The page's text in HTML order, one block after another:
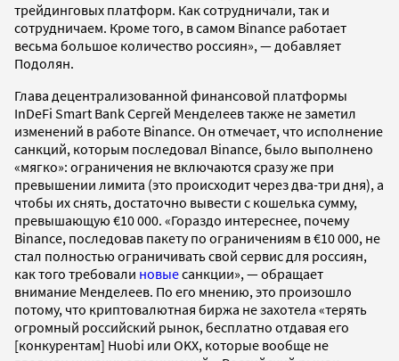
трейдинговых платформ. Как сотрудничали, так и
сотрудничаем. Кроме того, в самом Binance работает
весьма большое количество россиян», — добавляет
Подолян.
Глава децентрализованной финансовой платформы
InDeFi Smart Bank Сергей Менделеев также не заметил
изменений в работе Binance. Он отмечает, что исполнение
санкций, которым последовал Binance, было выполнено
«мягко»: ограничения не включаются сразу же при
превышении лимита (это происходит через два-три дня), а
чтобы их снять, достаточно вывести с кошелька сумму,
превышающую €10 000. «Гораздо интереснее, почему
Binance, последовав пакету по ограничениям в €10 000, не
стал полностью ограничивать свой сервис для россиян,
как того требовали новыесанкции», — обращает
внимание Менделеев. По его мнению, это произошло
потому, что криптовалютная биржа не захотела «терять
огромный российский рынок, бесплатно отдавая его
[конкурентам] Huobi или OKX, которые вообще не